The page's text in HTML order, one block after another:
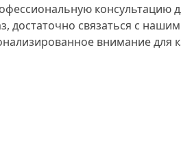
консультацию
достаточно связаться с
внимание для